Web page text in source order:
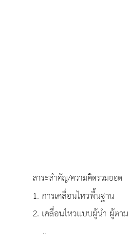
สาระสำคัญ/ความคิดรวมยอด
1. การเคลื่อนไหวพื้นฐา
2. เคลื่อนไหวแบบผู้นำ ผู้ตาม